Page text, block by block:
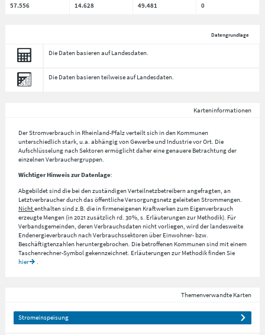
57.556 14.628 49.481 0
Datengrundlage
Die Daten basieren auf Landesdaten.
Die Daten basieren teilweise auf Landesdaten.
Karteninformationen
Der Stromverbrauch in Rheinland-Pfalz verteilt sich in den Kommunen
unterschiedlich stark, u.a. abhängig von Gewerbe und Industrie vor Ort. Die
Aufschlüsselung nachSektorenermöglicht daher eine genauere Betrachtung der
einzelnen Verbrauchergruppen.
Wichtiger Hinweis zur Datenlage:
Abgebildet sind die bei den zuständigen Verteilnetzbetreibern angefragten, an
Letztverbraucher durch das öffentliche Versorgungsnetz geleiteten Strommengen.
Nichtenthalten sind z.B. die in firmeneigenen Kraftwerken zum Eigenverbrauch
erzeugte Mengen (in 2021 zusätzlich rd. 30%, s. Erläuterungen zur Methodik). Für
Verbandsgemeinden, deren Verbrauchsdaten nicht vorliegen, wird der landesweite
Endenergieverbrauch nach Verbrauchssektoren über Einwohner- bzw.
Beschäftigtenzahlen heruntergebrochen. Die betroffenen Kommunen sind mit einem
Taschenrechner-Symbol gekennzeichnet. Erläuterungen zur Methodik finden Sie
hier
Themenverwandte Karten
Stromeinspeisung